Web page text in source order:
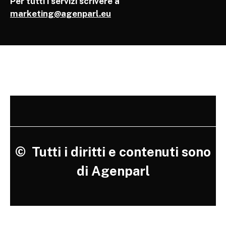
marketing@agenparl.eu
© Tutti i diritti e contenuti sono
di Agenparl